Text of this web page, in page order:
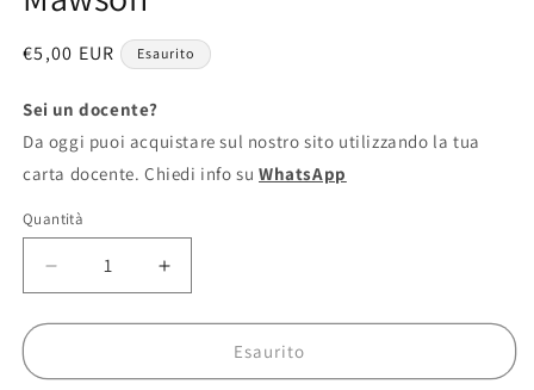
Prezzo
listino
€5,00 EUR Esaurito
Sei un docente?
Da oggi puoi acquistare sul nostro sito utilizzando la tua
carta docente. Chiedi info suWhatsApp
Quantità
Diminuisci
quantità
per
Bambina
Aumenta
quantità
per
Bambina
Esaurito